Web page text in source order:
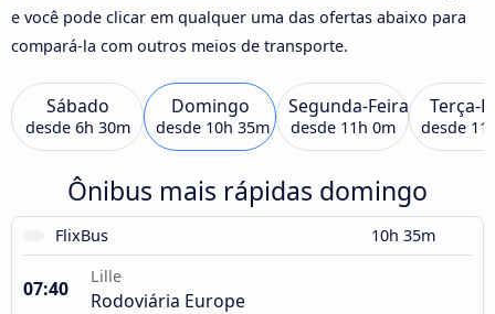
e você pode clicar em qualquer uma das ofertas abaixo para
compará-la com outros meios de transporte.
Sábado
desde 6h 30m
Domingo
desde 10h 35m
Segunda-Feira
desde 11h 0m
Terça-
desde
Ônibus mais rápidas domingo
FlixBus 10h 35m
07:40
Lille
Rodoviária Europe